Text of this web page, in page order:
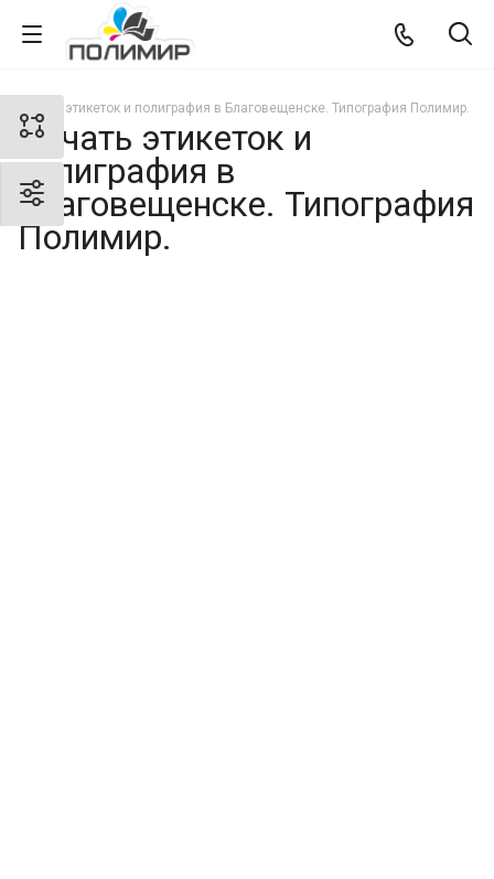
Печать этикеток и полиграфия в Благовещенске. Типография Полимир.
Печать этикеток и
полиграфия в
Благовещенске. Типография
Полимир.